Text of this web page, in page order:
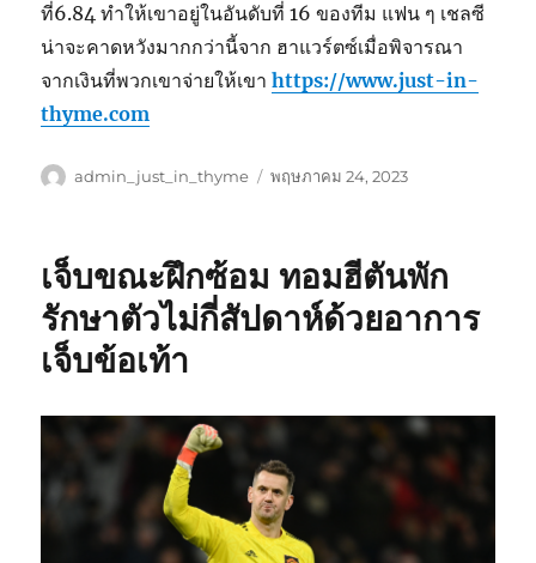
ที่6.84 ทำให้เขาอยู่ในอันดับที่ 16 ของทีม แฟน ๆ เชลซี
น่าจะคาดหวังมากกว่านี้จาก ฮาแวร์ตซ์เมื่อพิจารณา
จากเงินที่พวกเขาจ่ายให้เขาhttps://www.just-in-
thyme.com
ผู้
admin_just_in_thyme
เขียน
พฤษภาคม 24, 2023
เจ็บขณะฝึกซ้อม ทอมฮีตันพัก
รักษาตัวไม่กี่สัปดาห์ด้วยอาการ
เจ็บข้อเท้า